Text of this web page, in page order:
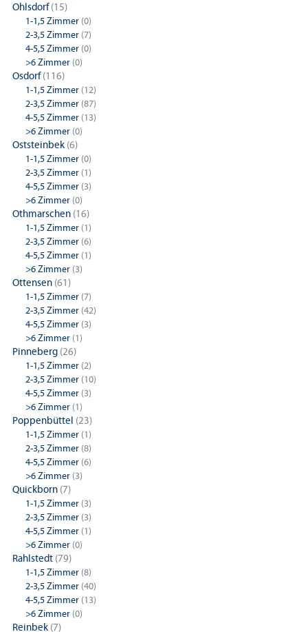
Ohlsdorf(15)
1-1,5 Zimmer (0)
2-3,5 Zimmer (7)
4-5,5 Zimmer (0)
>6 Zimmer (0)
Osdorf(116)
1-1,5 Zimmer (12)
2-3,5 Zimmer (87)
4-5,5 Zimmer (13)
>6 Zimmer (0)
Oststeinbek (6)
1-1,5 Zimmer (0)
2-3,5 Zimmer (1)
4-5,5 Zimmer (3)
>6 Zimmer (0)
Othmarschen (16)
1-1,5 Zimmer (1)
2-3,5 Zimmer (6)
4-5,5 Zimmer (1)
>6 Zimmer (3)
Ottensen (61)
1-1,5 Zimmer (7)
2-3,5 Zimmer (42)
4-5,5 Zimmer (3)
>6 Zimmer (1)
Pinneberg (26)
1-1,5 Zimmer (2)
2-3,5 Zimmer (10)
4-5,5 Zimmer (3)
>6 Zimmer (1)
Poppenbüttel (23)
1-1,5 Zimmer (1)
2-3,5 Zimmer (8)
4-5,5 Zimmer (6)
>6 Zimmer (3)
Quickborn (7)
1-1,5 Zimmer (3)
2-3,5 Zimmer (3)
4-5,5 Zimmer (1)
>6 Zimmer (0)
Rahlstedt (79)
1-1,5 Zimmer (8)
2-3,5 Zimmer (40)
4-5,5 Zimmer (13)
>6 Zimmer (0)
Reinbek (7)